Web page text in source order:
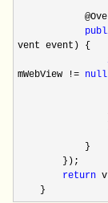
vent event) {
mWebView != null
}
});
return
}